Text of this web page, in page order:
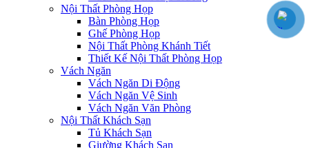
Nội Thất Phòng Họp
Bàn Phòng Họp
Ghế Phòng Họp
Nội Thất Phòng Khánh Tiết
Thiết Kế Nội Thất Phòng Họp
Vách Ngăn
Vách Ngăn Di Động
Vách Ngăn Vệ Sinh
Vách Ngăn Văn Phòng
Nội Thất Khách Sạn
Tủ Khách Sạn
Giường Khách Sạn